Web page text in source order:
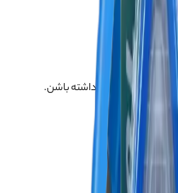
انتخاب مطمئن‌تری داشته باشن.